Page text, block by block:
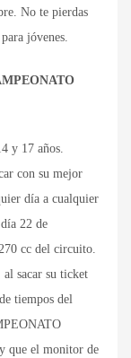
No te pierdas
jóvenes.
y 17 años.
con su mejor
día a cualquier
22 de
cc del circuito.
al sacar su ticket
tiempos del
que el monitor de